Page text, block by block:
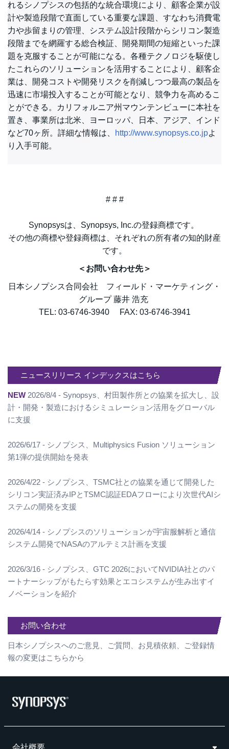
れるシノプシスの包括的な統合環境により、顧客企業が設
計や製造段階で直面している重要な課題、すなわち消費電
力や歩留まりの管理、システム設計段階からシリコン製造
段階までを網羅する総合検証、開発期間の短縮といった課
題を克服することが可能になる。各種テクノロジを駆使し
たこれらのソリューションを活用することにより、顧客企
業は、開発コストや開発リスクを削減しつつ最高の製品を
迅速に市場投入することが可能となり、競争力を高めるこ
とができる。カリフォルニア州マウンテンビューに本社を
置き、事業所は北米、ヨーロッパ、日本、アジア、インド
など70ヶ所。詳細な情報は、
http://www.synopsys.co.jpよ
り入手可能。
# # #
Synopsysは、Synopsys, Inc.の登録商標です。
その他の商標や登録商標は、それぞれの所有者の知的財産
です。
＜お問い合わせ先＞
日本シノプシス合同会社 フィールド・マーケティング・
グループ 藤井 浩充
TEL: 03-6746-3940 FAX: 03-6746-3941
ニュースリリース インデックスはこちら
NEW 2026/8/4 - Synopsys、村田製作所との協業を拡大し、設
計・開発・製造におけるシミュレーション活用をグローバル
に支援
2026/6/17 - シノプシス、Multiphysics Fusion ソリューション
第1弾の提供開始を発表
2026/4/22 - シノプシス、TSMC社との協業を通じて開発した
シリコン実証済みIPとTSMC認証EDAフローにより次世代AIシ
ステムの開発を支援
2026/4/14 - シノプシスのソリューションが宇宙服解析と通信
システム開発でNASAのアルテミス計画を支援
2026/3/16 - シノプシス、GTC 2026においてNVIDIA社とのパ
ートナーシップがもたらす効果とエコシステムが生み出すイ
ノベーションを紹介
お問い合わせ
日本シノプシスへのご意見、ご質問、お見積依頼、ご登録情
報の変更はこちらから
会社概要